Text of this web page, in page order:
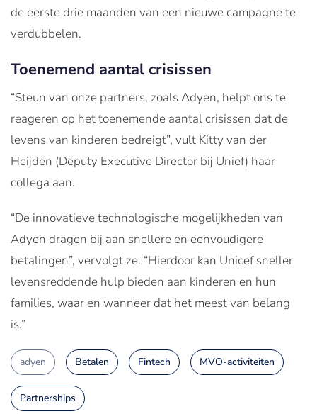
de eerste drie maanden van een nieuwe campagne te
verdubbelen.
Toenemend aantal crisissen
“Steun van onze partners, zoals Adyen, helpt ons te
reageren op het toenemende aantal crisissen dat de
levens van kinderen bedreigt”, vult Kitty van der
Heijden (Deputy Executive Director bij Unief) haar
collega aan.
“De innovatieve technologische mogelijkheden van
Adyen dragen bij aan snellere en eenvoudigere
betalingen”, vervolgt ze. “Hierdoor kan Unicef sneller
levensreddende hulp bieden aan kinderen en hun
families, waar en wanneer dat het meest van belang
is.”
adyen Betalen Fintech MVO-activiteiten
Partnerships